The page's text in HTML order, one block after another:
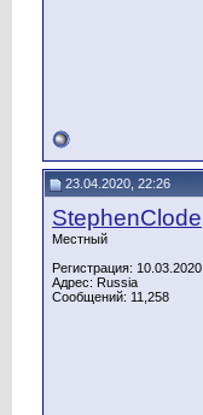
23.04.2020, 22:26
StephenClode
Местный
Регистрация: 10.03.2020
Адрес: Russia
Сообщений: 11,258